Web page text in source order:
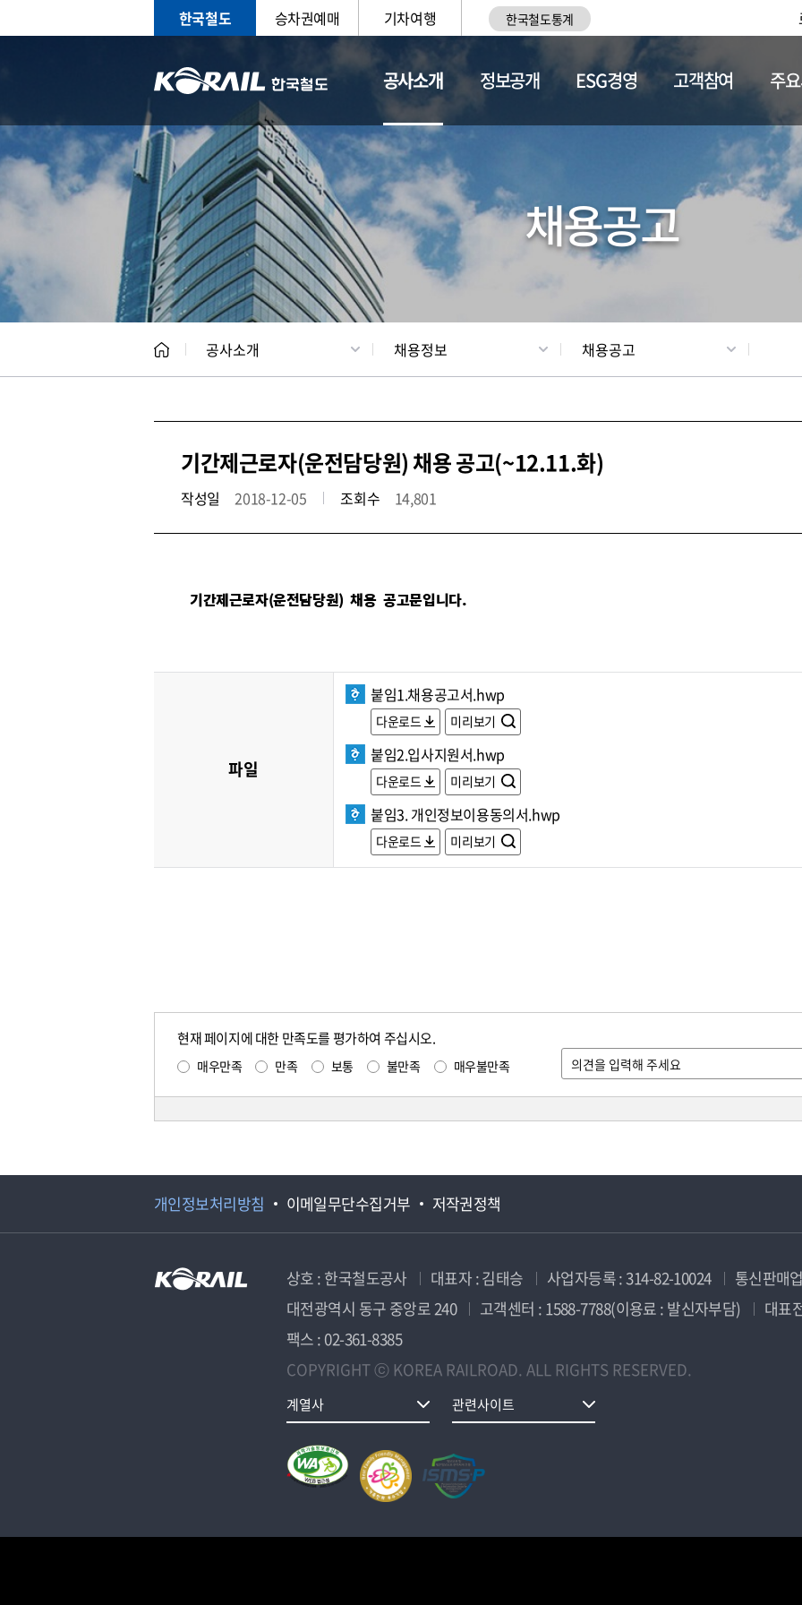
한국철도 승차권예매 기차여행 한국철도통계
공사소개
CEO 일반현황 채용정보
정보공개 ESG경영 고객참여 주
채용공고
공사소개 채용정보 채용공고
기간제근로자(운전담당원) 채용 공고(~12.11.화)
작성일 2018-12-05 조회수 14,801
기간제근로자(운전담당원) 채용 공고문입니다.
파일
붙임1.채용공고서.hwp
다운로드 미리보기
붙임2.입사지원서.hwp
다운로드 미리보기
붙임3. 개인정보이용동의서.hwp
다운로드 미리보기
현재 페이지에 대한 만족도를 평가하여 주십시오.
매우만족 만족 보통 불만족 매우불만족
개인정보처리방침 이메일무단수집거부 저작권정책
상호 : 한국철도공사 대표자 : 김태승 사업자등록 : 314-82-10024
통신판매
대전광역시 동구 중앙로 240
고객센터 : 1588-7788(이용료 : 발신자부담)
대표
팩스 : 02-361-8385
COPYRIGHT ⓒ KOREA RAILROAD. ALL RIGHTS RESERVED.
계열사 관련사이트